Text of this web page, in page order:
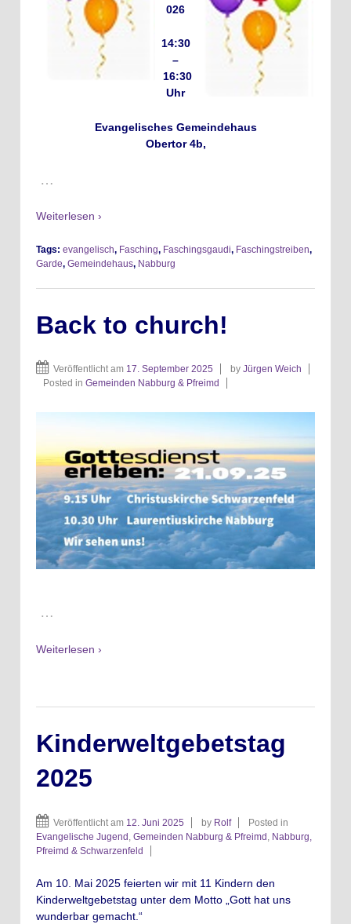
026
14:30
–
16:30
Uhr
Evangelisches Gemeindehaus
Obertor 4b,
…
Weiterlesen ›
Tags: evangelisch, Fasching, Faschingsgaudi, Faschingstreiben,
Garde, Gemeindehaus, Nabburg
Back to church!
Veröffentlicht am 17. September 2025 by Jürgen Weich
Posted in Gemeinden Nabburg & Pfreimd
…
Weiterlesen ›
Kinderweltgebetstag
2025
Veröffentlicht am 12. Juni 2025 by Rolf
Posted in
Evangelische Jugend Gemeinden Nabburg & Pfreimd Nabburg,
Pfreimd & Schwarzenfeld
Am 10. Mai 2025 feierten wir mit 11 Kindern den
Kinderweltgebetstag unter dem Motto „Gott hat uns
wunderbar gemacht.“